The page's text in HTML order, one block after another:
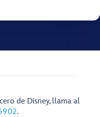
de Disney, llama al
.